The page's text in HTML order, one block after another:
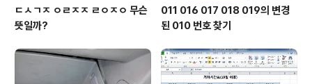
ㄷㅅㄱㅈ ㅇㄹㅈㅈ ㄹㅇㅈㅇ 무슨
뜻일까?
011 016 017 018 019의 변경
된 010 번호 찾기